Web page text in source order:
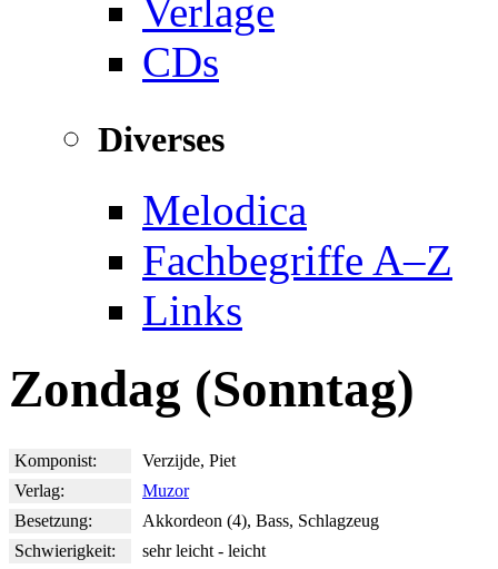
Verlage
CDs
Diverses
Melodica
Fachbegriffe A–Z
Links
Zondag (Sonntag)
Komponist:
Verzijde, Piet
Verlag:
Muzor
Besetzung:
Akkordeon (4), Bass, Schlagzeug
Schwierigkeit:
sehr leicht - leicht